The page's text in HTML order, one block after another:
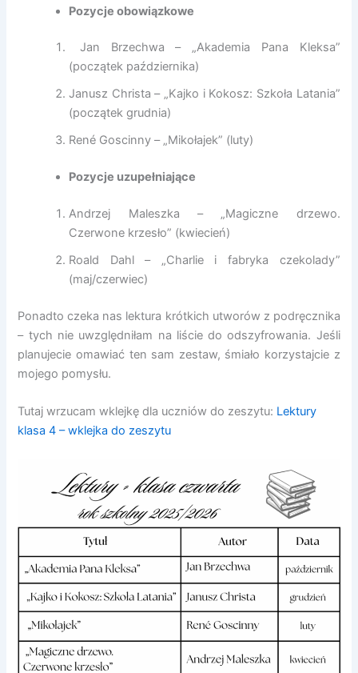
Pozycje obowiązkowe
Jan Brzechwa – „Akademia Pana Kleksa”
(początek października)
Janusz Christa – „Kajko i Kokosz: Szkoła Latania”
(początek grudnia)
René Goscinny – „Mikołajek” (luty)
Pozycje uzupełniające
Andrzej Maleszka – „Magiczne drzewo.
Czerwone krzesło” (kwiecień)
Roald Dahl – „Charlie i fabryka czekolady”
(maj/czerwiec)
Ponadto czeka nas lektura krótkich utworów z podręcznika
– tych nie uwzględniłam na liście do odszyfrowania. Jeśli
planujecie omawiać ten sam zestaw, śmiało korzystajcie z
mojego pomysłu.
Tutaj wrzucam wklejkę dla uczniów do zeszytu: Lektury
klasa 4 – wklejka do zeszytu